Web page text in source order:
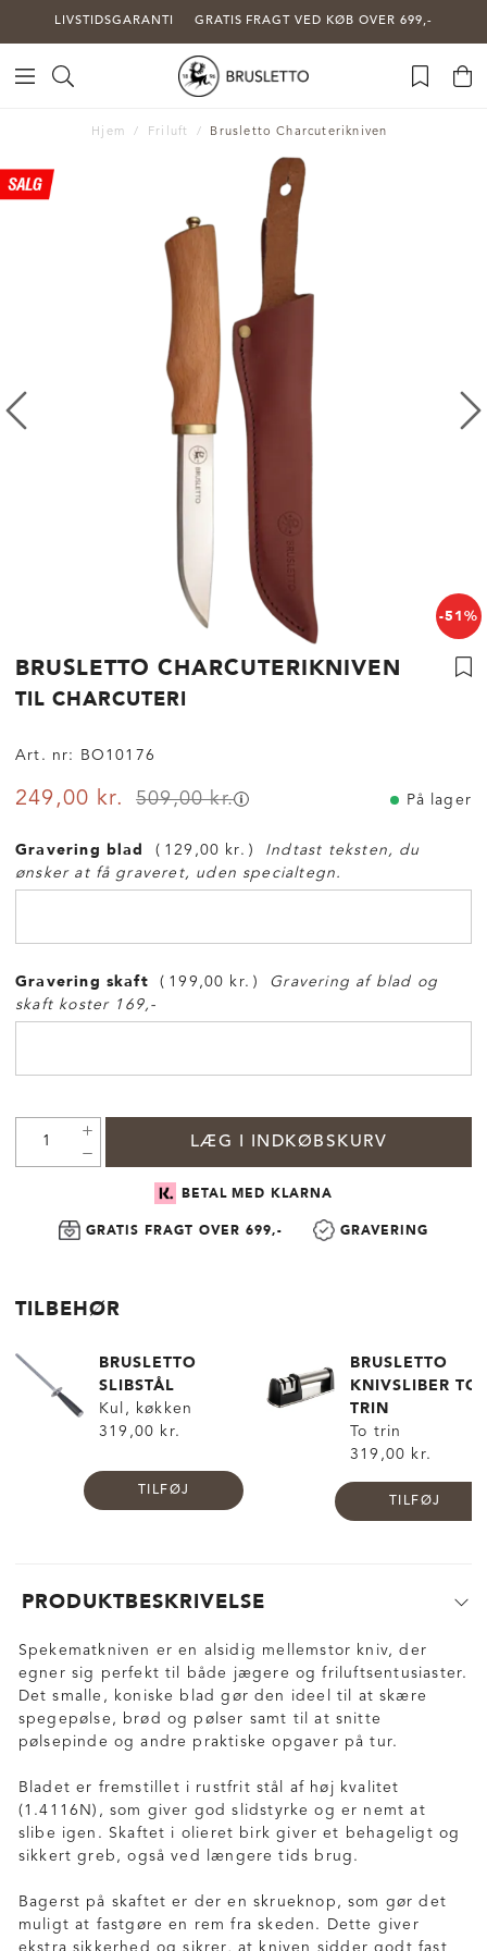
LIVSTIDSGARANTI GRATIS FRAGT VED KØB OVER 699,-
Hjem Friluft Brusletto Charcuterikniven
-51%
BRUSLETTO CHARCUTERIKNIVEN
TIL CHARCUTERI
Art. nr: BO10176
249,00 kr. 509,00 kr. På lager
Gravering blad 129,00 kr.
Indtast teksten, du
ønsker at få graveret, uden specialtegn.
Gravering skaft 199,00 kr.
Gravering af blad og
skaft koster 169,-
LÆG I INDKØBSKURV
BETAL MED KLARNA
GRATIS FRAGT OVER 699,- GRAVERING
TILBEHØR
BRUSLETTO
SLIBSTÅL
Kul, køkken
319,00 kr.
TILFØJ
BRUSLETTO
KNIVSLIBER TO
TRIN
To trin
319,00 kr.
TILFØJ
PRODUKTBESKRIVELSE
Spekematkniven er en alsidig mellemstor kniv, der
egner sig perfekt til både jægere og friluftsentusiaster.
Det smalle, koniske blad gør den ideel til at skære
spegepølse, brød og pølser samt til at snitte
pølsepinde og andre praktiske opgaver på tur.
Bladet er fremstillet i rustfrit stål af høj kvalitet
(1.4116N), som giver god slidstyrke og er nemt at
slibe igen. Skaftet i olieret birk giver et behageligt og
sikkert greb, også ved længere tids brug.
Bagerst på skaftet er der en skrueknop, som gør det
muligt at fastgøre en rem fra skeden. Dette giver